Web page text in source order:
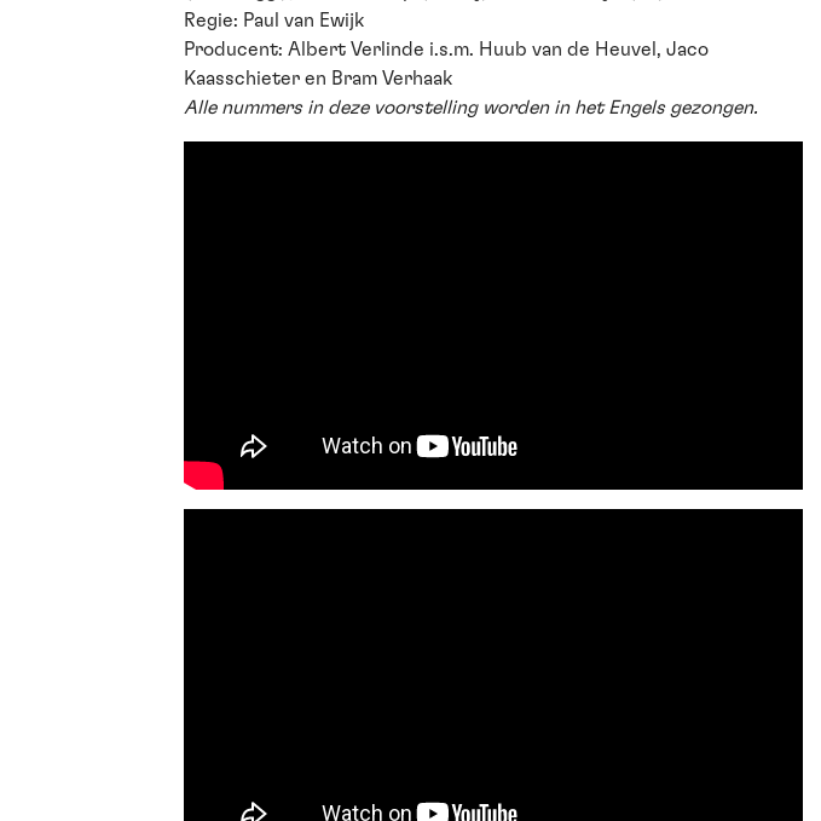
Regie: Paul van Ewijk
Producent: Albert Verlinde i.s.m. Huub van de Heuvel, Jaco
Kaasschieter en Bram Verhaak
Alle nummers in deze voorstelling worden in het Engels gezongen.